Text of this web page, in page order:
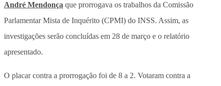
André Mendonça que prorrogava os trabalhos da Comissão
Parlamentar Mista de Inquérito (CPMI) do INSS. Assim, as
investigações serão concluídas em 28 de março e o relatório
apresentado.
O placar contra a prorrogação foi de 8 a 2. Votaram contra a